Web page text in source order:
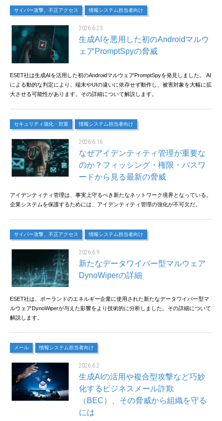
サイバー攻撃、不正アクセス 情報システム担当者向け
2026.6.23
生成AIを悪用した初のAndroidマルウ
ェアPromptSpyの脅威
ESET社は生成AIを活用した初のAndroidマルウェアPromptSpyを発見しました。 AI
による動的な判定により、端末やUIの違いに依存せず動作し、被害対象を大幅に拡
大させる可能性があります。その詳細について解説します。
セキュリティ強化・対策 情報システム担当者向け
2026.6.16
なぜアイデンティティ管理が重要な
のか？フィッシング・権限・パスワ
ードから見る最新の脅威
アイデンティティ管理は、事実上守るべき新たなネットワーク境界となっている。
企業システムを保護するためには、アイデンティティ管理の強化が不可欠だ。
サイバー攻撃、不正アクセス 情報システム担当者向け
2026.6.9
新たなデータワイパー型マルウェア
DynoWiperの詳細
ESET社は、ポーランドのエネルギー企業に使用された新たなデータワイパー型マ
ルウェアDynoWiperが与えた影響をより技術的に分析しました。その詳細について
解説します。
メール 情報システム担当者向け
2026.6.2
生成AIの活用や複合型攻撃など巧妙
化するビジネスメール詐欺
（BEC）、その脅威から組織を守る
には